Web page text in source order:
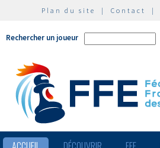
Plan du site | Contact |
Rechercher un joueur